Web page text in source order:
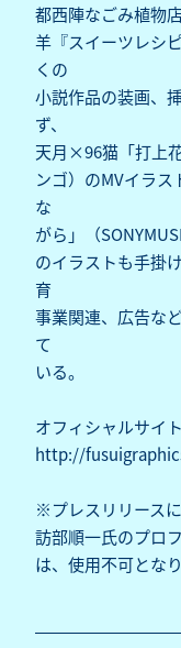
都西陣なごみ植物
羊『スイーツレシ
くの
小説作品の装画、
ず、
天月×96猫「打上
ンゴ）のMVイラ
な
がら」（
のイラストも手掛
育
事業関連、広告な
て
いる。
オフィシャルサイト
http://
※プレスリリース
訪部順一氏のプロ
は、使用不可となり